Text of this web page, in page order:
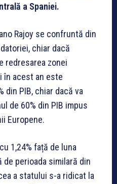
a Spaniei.
Rajoy se confruntă din
chiar dacă
redresarea zonei
în acest an este
din PIB, chiar dacă va
de 60% din PIB impus
Europene.
1,24% față de luna
de perioada similară din
a statului s-a ridicat la